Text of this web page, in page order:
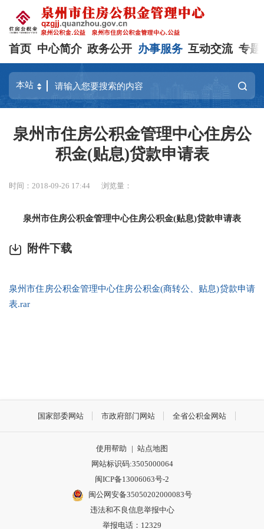
首页 中心简介 政务公开 办事服务 互动交流 专题
泉州市住房公积金管理中心住房公
积金(贴息)贷款申请表
时间：2018-09-26 17:44 浏览量：
泉州市住房公积金管理中心住房公积金(贴息)贷款申请表
附件下载
泉州市住房公积金管理中心住房公积金(商转公、贴息)贷款申请
表.rar
国家部委网站 市政府部门网站 全省公积金网站
使用帮助 | 站点地图
网站标识码:3505000064
闽ICP备13006063号-2
闽公网安备35050202000083号
违法和不良信息举报中心
举报电话：12329